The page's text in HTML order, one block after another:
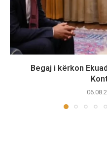
Begaj i kërkon